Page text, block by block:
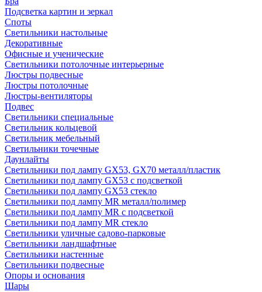
Подсветка картин и зеркал
Споты
Светильники настольные
Декоративные
Офисные и ученические
Светильники потолочные интерьерные
Люстры подвесные
Люстры потолочные
Люстры-вентиляторы
Подвес
Светильники специальные
Светильник кольцевой
Светильник мебельный
Светильники точечные
Даунлайты
Светильники под лампу GX53, GX70 металл/пластик
Светильники под лампу GX53 с подсветкой
Светильники под лампу GX53 стекло
Светильники под лампу MR металл/полимер
Светильники под лампу MR с подсветкой
Светильники под лампу MR стекло
Светильники уличные садово-парковые
Светильники ландшафтные
Светильники настенные
Светильники подвесные
Опоры и основания
Шары